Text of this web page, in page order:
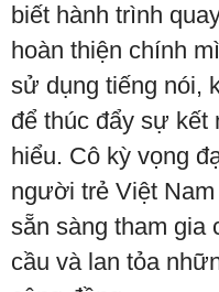
biết hành trình
hoàn thiện chính
sử dụng tiếng nói,
để thúc đẩy sự kết
hiểu. Cô kỳ vọng
người trẻ Việt
sẵn sàng tham gia
cầu và lan tỏa